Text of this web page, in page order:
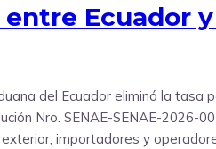
Ecuador
del Ecuador eliminó la
Nro. SENAE-SENAE-
importadores y